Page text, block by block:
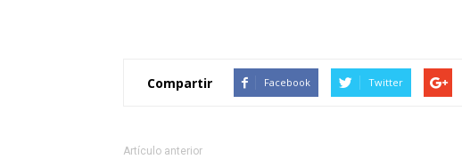
Compartir Facebook Twitter
Artículo anterior